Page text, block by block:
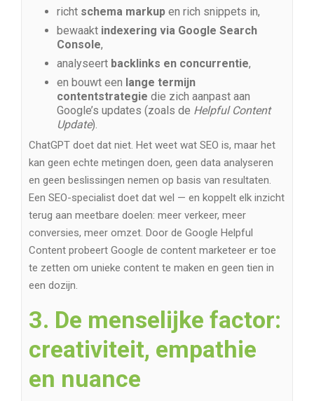
richt schema markup en rich snippets in,
bewaakt indexering via Google Search
Console,
analyseert backlinks en concurrentie,
en bouwt een lange termijn
contentstrategie die zich aanpast aan
Google’s updates (zoals de Helpful Content
Update).
ChatGPT doet dat niet. Het weet wat SEO is, maar het
kan geen echte metingen doen, geen data analyseren
en geen beslissingen nemen op basis van resultaten.
Een SEO-specialist doet dat wel — en koppelt elk inzicht
terug aan meetbare doelen: meer verkeer, meer
conversies, meer omzet. Door de Google Helpful
Content probeert Google de content marketeer er toe
te zetten om unieke content te maken en geen tien in
een dozijn.
3. De menselijke factor:
creativiteit, empathie
en nuance